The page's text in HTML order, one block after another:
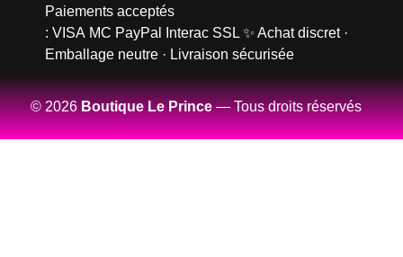
Paiements acceptés
: VISA MC PayPal Interac SSL ✨ Achat discret ·
Emballage neutre · Livraison sécurisée
© 2026Boutique Le Prince— Tous droits réservés